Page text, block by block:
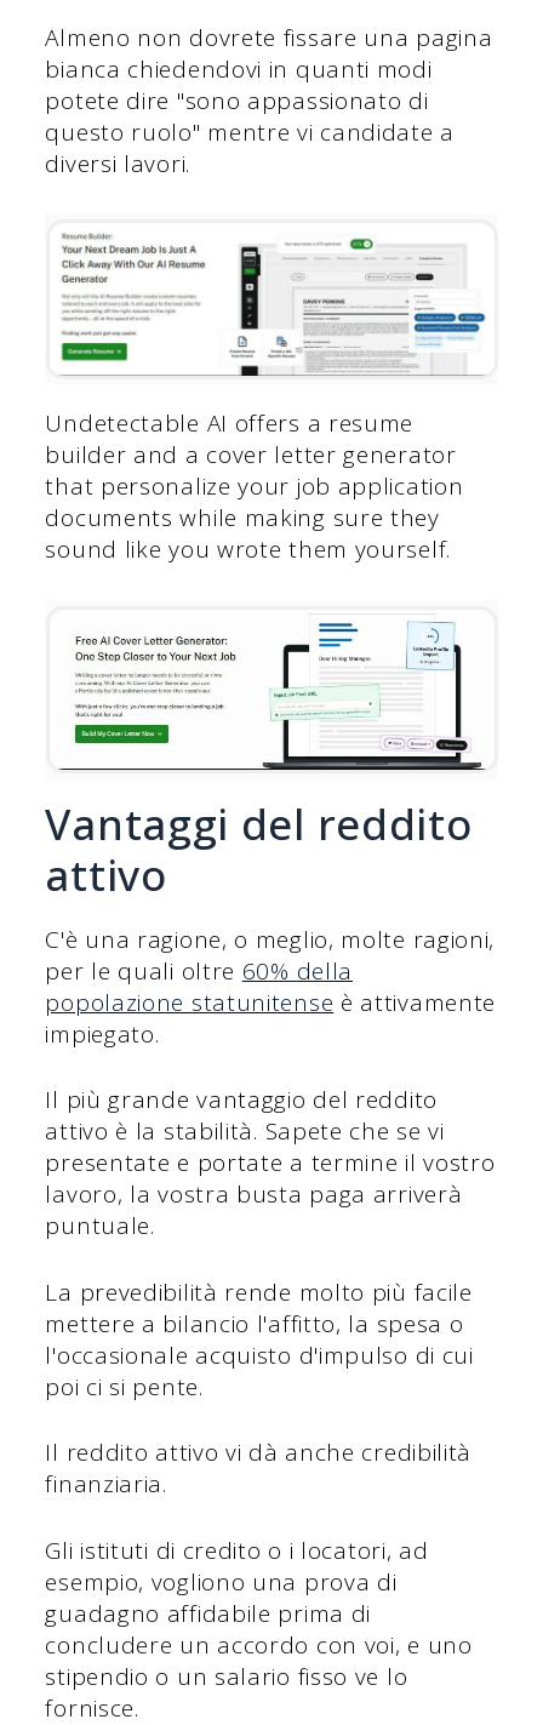
Almeno non dovrete fissare una pagina
bianca chiedendovi in quanti modi
potete dire "sono appassionato di
questo ruolo" mentre vi candidate a
diversi lavori.
Undetectable AI offers a resume
builder and a cover letter generator
that personalize your job application
documents while making sure they
sound like you wrote them yourself.
Vantaggi del reddito
attivo
C'è una ragione, o meglio, molte ragioni,
per le quali oltre 60% della
popolazione statunitense è attivamente
impiegato.
Il più grande vantaggio del reddito
attivo è la stabilità. Sapete che se vi
presentate e portate a termine il vostro
lavoro, la vostra busta paga arriverà
puntuale.
La prevedibilità rende molto più facile
mettere a bilancio l'affitto, la spesa o
l'occasionale acquisto d'impulso di cui
poi ci si pente.
Il reddito attivo vi dà anche credibilità
finanziaria.
Gli istituti di credito o i locatori, ad
esempio, vogliono una prova di
guadagno affidabile prima di
concludere un accordo con voi, e uno
stipendio o un salario fisso ve lo
fornisce.